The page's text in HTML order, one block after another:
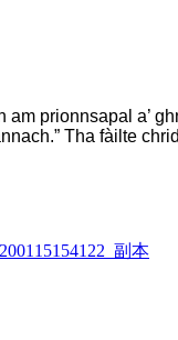
prionnsapal a’
Tha fàilte